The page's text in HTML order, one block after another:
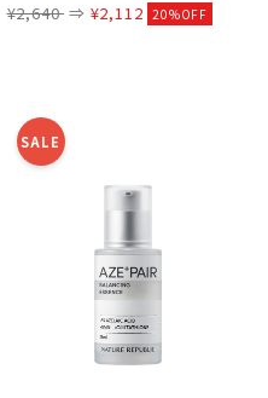
¥2,640 ⇒ ¥2,112 20%OFF
SALE